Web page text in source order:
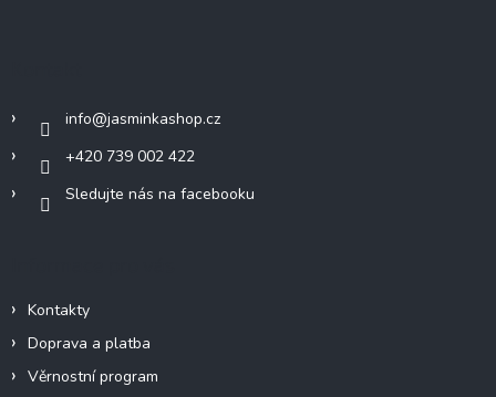
info@jasminkashop.cz
+420 739 002 422
Sledujte nás na facebooku
Kontakty
Doprava a platba
Věrnostní program